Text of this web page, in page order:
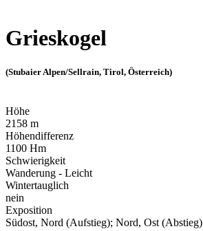
Grieskogel
(Stubaier Alpen/Sellrain, Tirol, Österreich)
Höhe
2158 m
Höhendifferenz
1100 Hm
Schwierigkeit
Wanderung - Leicht
Wintertauglich
nein
Exposition
Südost, Nord (Aufstieg); Nord, Ost (Abstieg)